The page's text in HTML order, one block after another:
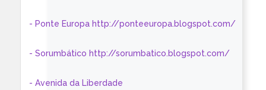
- Ponte Europa http://ponteeuropa.blogspot.com/
- Sorumbático http://sorumbatico.blogspot.com/
- Avenida da Liberdade